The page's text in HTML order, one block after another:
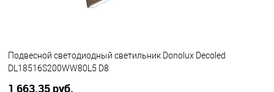
Подвесной светодиодный светильник Donolux Decoled
DL18516S200WW80L5 D8
1 663,35 pуб.